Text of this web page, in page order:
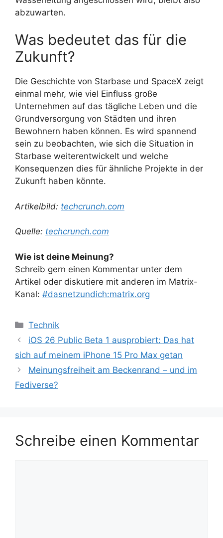
abzuwarten.
Was bedeutet das für die
Zukunft?
Die Geschichte von Starbase und SpaceX zeigt
einmal mehr, wie viel Einfluss große
Unternehmen auf das tägliche Leben und die
Grundversorgung von Städten und ihren
Bewohnern haben können. Es wird spannend
sein zu beobachten, wie sich die Situation in
Starbase weiterentwickelt und welche
Konsequenzen dies für ähnliche Projekte in der
Zukunft haben könnte.
Artikelbild: techcrunch.com
Quelle: techcrunch.com
Wie ist deine Meinung?
Schreib gern einen Kommentar unter dem
Artikel oder diskutiere mit anderen im Matrix-
Kanal: #dasnetzundich:matrix.org
Kategorien
Technik
iOS 26 Public Beta 1 ausprobiert: Das hat
sich auf meinem iPhone 15 Pro Max getan
Meinungsfreiheit am Beckenrand – und im
Fediverse?
Schreibe einen Kommentar